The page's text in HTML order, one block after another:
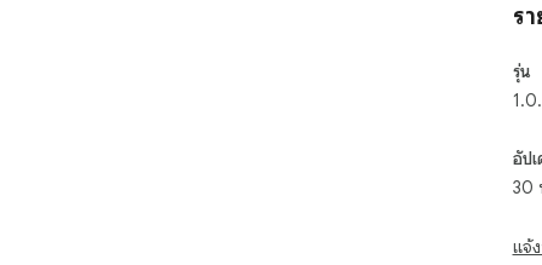
ร
รุ่น
อัป
30
แจ้